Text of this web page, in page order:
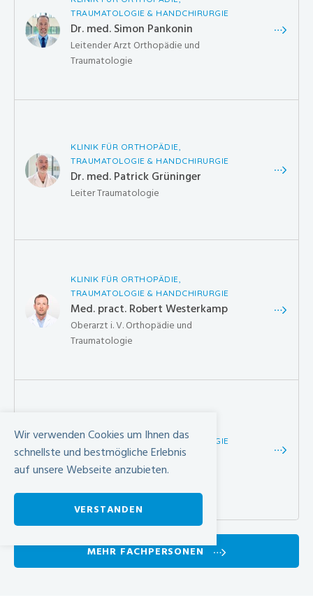
TRAUMATOLOGIE & HANDCHIRURGIE
Dr. med. Simon Pankonin
Leitender Arzt Orthopädie und
Traumatologie
KLINIK FÜR ORTHOPÄDIE,
TRAUMATOLOGIE & HANDCHIRURGIE
Dr. med. Patrick Grüninger
Leiter Traumatologie
KLINIK FÜR ORTHOPÄDIE,
TRAUMATOLOGIE & HANDCHIRURGIE
Med. pract. Robert Westerkamp
Oberarzt i. V. Orthopädie und
Traumatologie
TRAUMATOLOGIE & HANDCHIRURGIE
Dr. med. Christopher Lenz
Belegarzt Orthopädie
MEHR FACHPERSONEN
Wir verwenden Cookies um Ihnen das
schnellste und bestmögliche Erlebnis
auf unsere Webseite anzubieten.
VERSTANDEN
-